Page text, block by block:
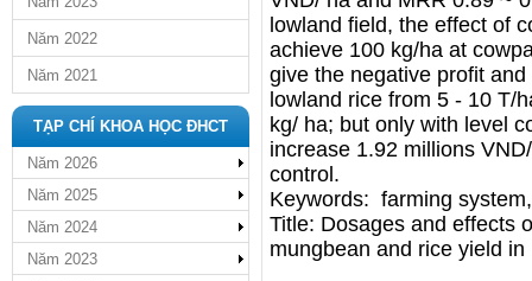
Năm 2022
Năm 2021
TẠP CHÍ KHOA HỌC ĐHCT
Năm 2026
Năm 2025
Năm 2024
Năm 2023
lowland field, the effect of
achieve 100 kg/ha at
give the negative profit
lowland rice from 5 - 10 T/
kg/ ha; but only with level
increase 1.92 millions
control.
Keywords: farming
Title: Dosages and effects
mungbean and rice yield